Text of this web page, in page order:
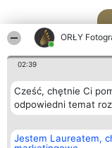
ORŁY
02:39
Cześć, chętnie Ci
odpowiedni temat
Jestem Laureatem,
Organizator plebiscytu
Bright Side Solutions sp. z o.